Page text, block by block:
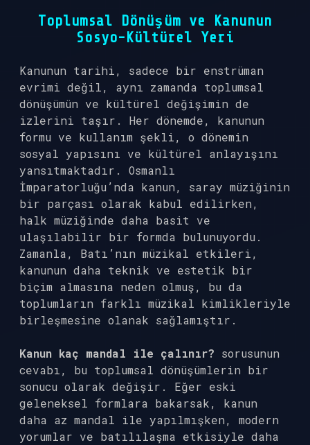
Toplumsal Dönüşüm ve Kanunun
Sosyo-Kültürel Yeri
Kanunun tarihi, sadece bir enstrüman
evrimi değil, aynı zamanda toplumsal
dönüşümün ve kültürel değişimin de
izlerini taşır. Her dönemde, kanunun
formu ve kullanım şekli, o dönemin
sosyal yapısını ve kültürel anlayışını
yansıtmaktadır. Osmanlı
İmparatorluğu’nda kanun, saray müziğinin
bir parçası olarak kabul edilirken,
halk müziğinde daha basit ve
ulaşılabilir bir formda bulunuyordu.
Zamanla, Batı’nın müzikal etkileri,
kanunun daha teknik ve estetik bir
biçim almasına neden olmuş, bu da
toplumların farklı müzikal kimlikleriyle
birleşmesine olanak sağlamıştır.
Kanun kaç mandal ile çalınır? sorusunun
cevabı, bu toplumsal dönüşümlerin bir
sonucu olarak değişir. Eğer eski
geleneksel formlara bakarsak, kanun
daha az mandal ile yapılmışken, modern
yorumlar ve batılılaşma etkisiyle daha